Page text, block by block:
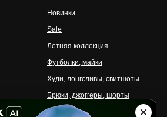
Новинки
Sale
Летняя коллекция
Футболки, майки
Худи, лонгсливы, свитшоты
Брюки, джоггеры, шорты
Аксессуары